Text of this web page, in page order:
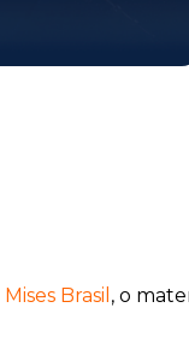
Brasil , o